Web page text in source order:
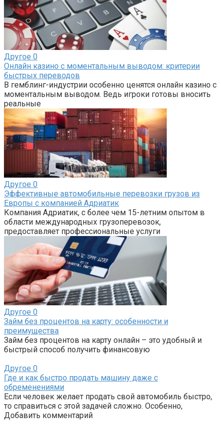
Другое 0
Онлайн казино с моментальным выводом: критерии
быстрых переводов
В гемблинг-индустрии особенно ценятся онлайн казино с
моментальным выводом. Ведь игроки готовы вносить
реальные
Другое 0
Эффективные автомобильные перевозки грузов из
Европы с компанией Адриатик
Компания Адриатик, с более чем 15-летним опытом в
области международных грузоперевозок,
предоставляет профессиональные услуги
Другое 0
Займ без процентов на карту: особенности и
преимущества
Займ без процентов на карту онлайн – это удобный и
быстрый способ получить финансовую
Другое 0
Где и как быстро продать машину даже с
обременениями
Если человек желает продать свой автомобиль быстро,
то справиться с этой задачей сложно. Особенно,
Добавить комментарий